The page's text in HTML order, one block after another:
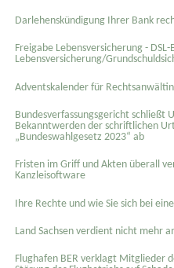
Darlehenskündigung Ihrer Bank
Freigabe Lebensversicherung -
Lebensversicherung/
Adventskalender für
Bundesverfassungsgericht schließt
Bekanntwerden der schriftlichen
„Bundeswahlgesetz 2023“ ab
Fristen im Griff und Akten überall
Kanzleisoftware
Ihre Rechte und wie Sie sich bei
Land Sachsen verdient nicht mehr
Flughafen BER verklagt Mitglieder